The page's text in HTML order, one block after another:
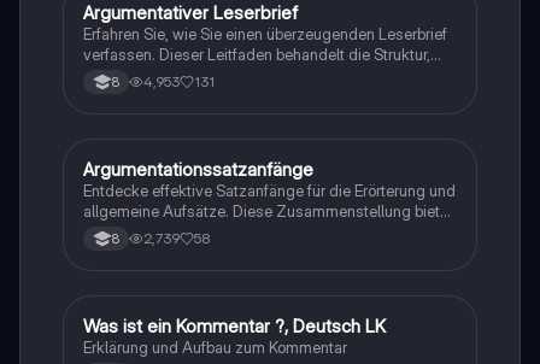
Deutsch
Argumentativer Leserbrief
Erfahren Sie, wie Sie einen überzeugenden Leserbrief
verfassen. Dieser Leitfaden behandelt die Struktur,
wichtige Formulierungshilfen und Tipps für Einleitung,
Hauptteil und Schluss. Ideal für Schüler, die ihre
8 4,953 131
Deutsch
Argumentationssatzanfänge
Entdecke effektive Satzanfänge für die Erörterung und
allgemeine Aufsätze. Diese Zusammenstellung bietet
dir wertvolle Formulierungen, um deine Argumente
klar und überzeugend zu präsentieren. Ideal für
8 2,739 58
Deutsch
Was ist ein Kommentar ?, Deutsch LK
Erklärung und Aufbau zum Kommentar